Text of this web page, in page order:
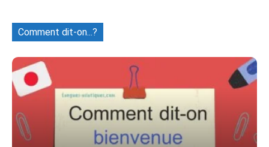
Comment dit-on...?